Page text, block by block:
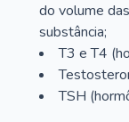
do volume
substância;
T3 e T4
TSH